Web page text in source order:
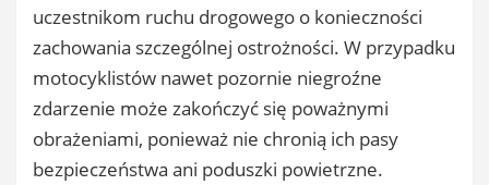
uczestnikom ruchu drogowego o konieczności
zachowania szczególnej ostrożności. W przypadku
motocyklistów nawet pozornie niegroźne
zdarzenie może zakończyć się poważnymi
obrażeniami, ponieważ nie chronią ich pasy
bezpieczeństwa ani poduszki powietrzne.